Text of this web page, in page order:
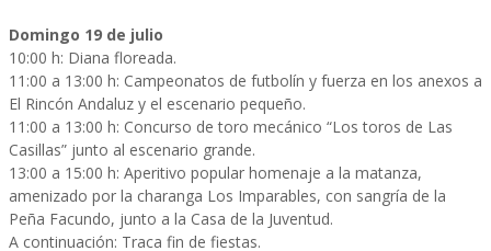
Domingo 19 de julio
10:00 h: Diana floreada.
11:00 a 13:00 h: Campeonatos de futbolín y fuerza en los anexos a
El Rincón Andaluz y el escenario pequeño.
11:00 a 13:00 h: Concurso de toro mecánico “Los toros de Las
Casillas” junto al escenario grande.
13:00 a 15:00 h: Aperitivo popular homenaje a la matanza,
amenizado por la charanga Los Imparables, con sangría de la
Peña Facundo, junto a la Casa de la Juventud.
A continuación: Traca fin de fiestas.